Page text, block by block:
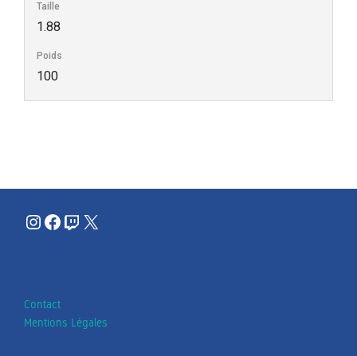
Taille
1.88
Poids
100
Instagram
Facebook
Twitch
X
Contact
Mentions Légales